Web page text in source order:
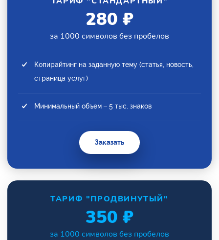
280 ₽
за 1000 символов без пробелов
Копирайтинг на заданную тему (статья, новость,
страница услуг)
Минимальный объем – 5 тыс. знаков
Заказать
ТАРИФ "ПРОДВИНУТЫЙ"
350 ₽
за 1000 символов без пробелов